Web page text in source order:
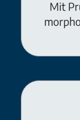
Mit